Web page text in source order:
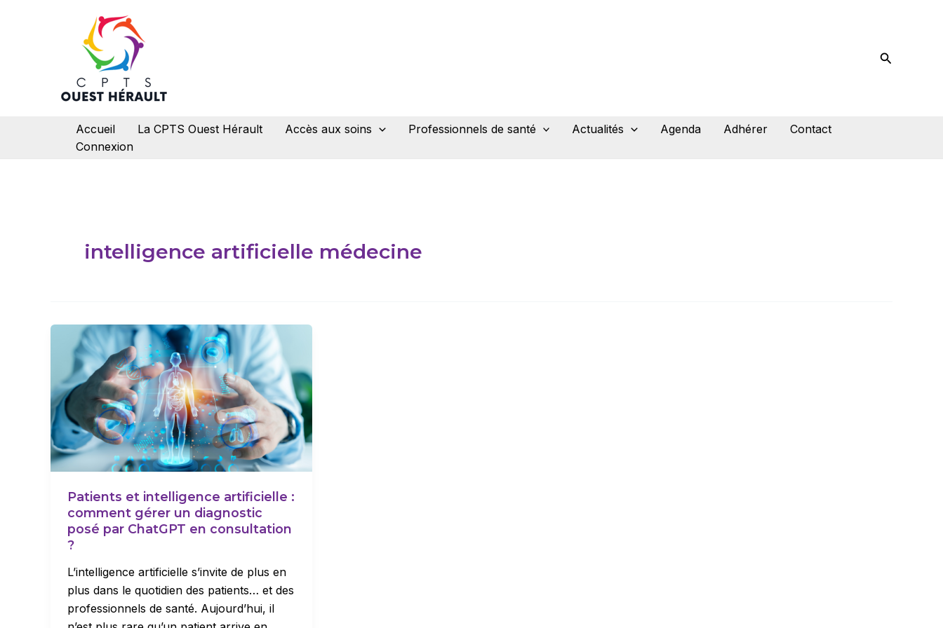
Accueil La CPTS Ouest Hérault Accès aux soins Professionnels de santé Actualités Agenda Adhérer
Contact
Connexion
intelligence artificielle médecine
Patients et intelligence artificielle :
comment gérer un diagnostic
posé par ChatGPT en consultation
?
L’intelligence artificielle s’invite de plus en
plus dans le quotidien des patients… et des
professionnels de santé. Aujourd’hui, il